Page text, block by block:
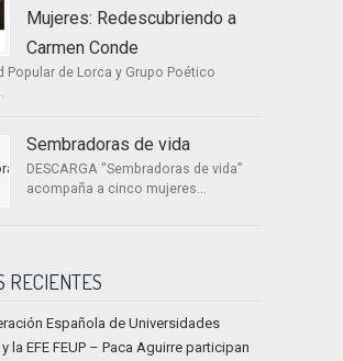
Mujeres: Redescubriendo a
Carmen Conde
Popular de Lorca y Grupo Poético
Sembradoras de vida
DESCARGA “Sembradoras de vida”
acompaña a cinco mujeres...
RECIENTES
Española de Universidades
la EFE FEUP – Paca Aguirre participan